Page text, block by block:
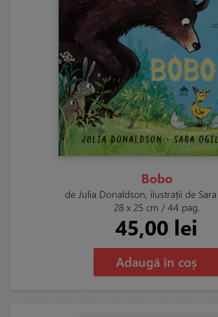
Bobo
de Julia Donaldson, ilustrații de
28 x 25 cm / 44 pag.
45,00 lei
Adaugă în coș